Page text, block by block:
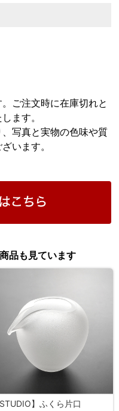
ご注文時に在庫切れと
ます。
写真と実物の色味や質
います。
品も見ています
STUDIO】ふくら片口